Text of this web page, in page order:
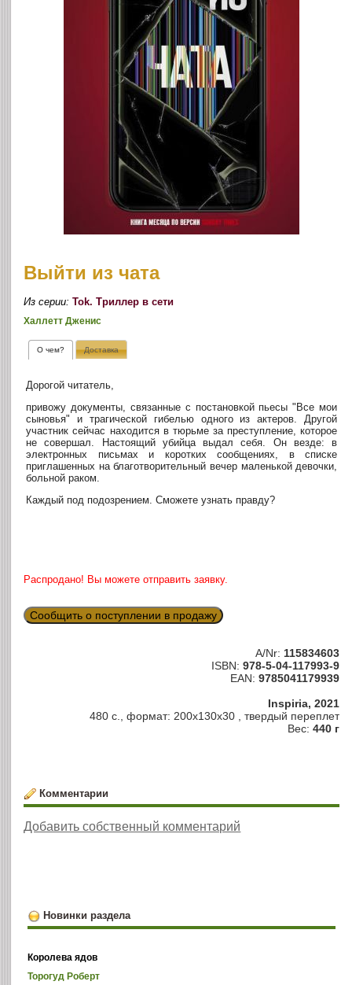
Выйти из чата
Из серии:Tok. Триллер в сети
Халлетт Дженис
О чем? Доставка
Дорогой читатель,
привожу документы, связанные с постановкой пьесы "Все мои
сыновья" и трагической гибелью одного из актеров. Другой
участник сейчас находится в тюрьме за преступление, которое
не совершал. Настоящий убийца выдал себя. Он везде: в
электронных письмах и коротких сообщениях, в списке
приглашенных на благотворительный вечер маленькой девочки,
больной раком.
Каждый под подозрением. Сможете узнать правду?
Распродано! Вы можете отправить заявку.
Сообщить о поступлении в продажу
A/Nr: 115834603
ISBN: 978-5-04-117993-9
EAN: 9785041179939
Inspiria, 2021
480 с., формат: 200x130x30 , твердый переплет
Вес: 440 г
Комментарии
Добавить собственный комментарий
Новинки раздела
Королева ядов
Торогуд Роберт